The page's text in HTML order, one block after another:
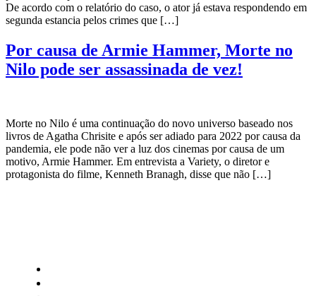
De acordo com o relatório do caso, o ator já estava respondendo em
segunda estancia pelos crimes que […]
Por causa de Armie Hammer, Morte no
Nilo pode ser assassinada de vez!
Morte no Nilo é uma continuação do novo universo baseado nos
livros de Agatha Chrisite e após ser adiado para 2022 por causa da
pandemia, ele pode não ver a luz dos cinemas por causa de um
motivo, Armie Hammer. Em entrevista a Variety, o diretor e
protagonista do filme, Kenneth Branagh, disse que não […]